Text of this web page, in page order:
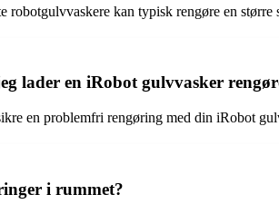
kan typisk rengøre en større
lader en iRobot gulvvasker
en problemfri rengøring med din iRobot
i rummet?